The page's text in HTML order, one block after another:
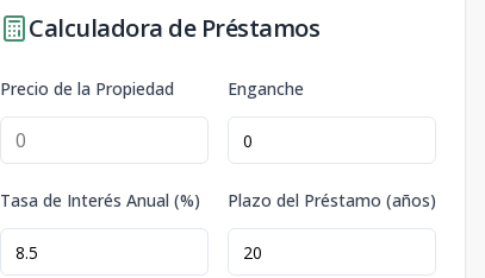
Calculadora de Préstamos
Precio de la Propiedad Enganche
Tasa de Interés Anual (%) Plazo del Préstamo (años)